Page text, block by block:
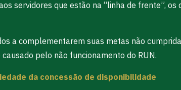
servidores que estão na “linha de frente”,
a complementarem suas metas não
pelo não funcionamento do RUN.
da concessão de disponibilidade